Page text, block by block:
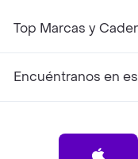
Top Marcas y
Encuéntranos en